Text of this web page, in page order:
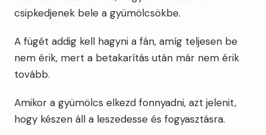
csipkedjenek bele a gyümölcsökbe.
A fügét addig kell hagyni a fán, amíg teljesen be
nem érik, mert a betakarítás után már nem érik
tovább.
Amikor a gyümölcs elkezd fonnyadni, azt jelenit,
hogy készen áll a leszedesse és fogyasztásra.